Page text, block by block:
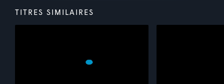
TITRES SIMILAIRES